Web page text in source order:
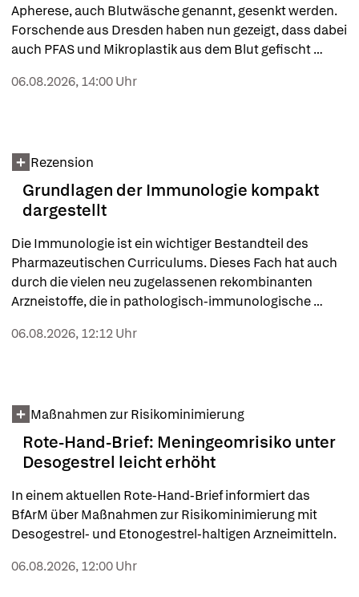
Apherese, auch Blutwäsche genannt, gesenkt werden.
Forschende aus Dresden haben nun gezeigt, dass dabei
auch PFAS und Mikroplastik aus dem Blut gefischt
06.08.2026, 14:00 Uhr
Grundlagen der Immunologie kompakt
dargestellt
Die Immunologie ist ein wichtiger Bestandteil des
Pharmazeutischen Curriculums. Dieses Fach hat auch
durch die vielen neu zugelassenen rekombinanten
Arzneistoffe, die in pathologisch-immunologische
Ein aktualisiertes Lehrbuch von Angelika Vollmar, Robert
Rezension
06.08.2026, 12:12 Uhr
Rote-Hand-Brief: Meningeomrisiko unter
Desogestrel leicht erhöht
In einem aktuellen Rote-Hand-Brief informiert das
BfArM über Maßnahmen zur Risikominimierung mit
Desogestrel- und Etonogestrel-haltigen Arzneimitteln.
Maßnahmen zur Risikominimierung
06.08.2026, 12:00 Uhr